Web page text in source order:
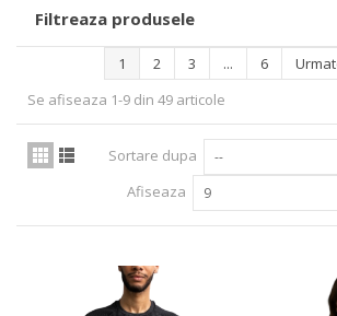
Filtreaza produsele
1 2 3 ... 6
Se afiseaza 1-9 din 49 articole
Sortare dupa --
Afiseaza 9